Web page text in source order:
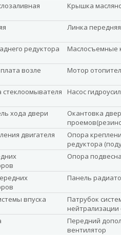
Крышка
Линка передняя
редуктора Маслосъемные
возле
Мотор
стеклоомывателя Насос
хода двери
Окантовка
уплотнители)
двигателя
Опора
редуктора
Опора
Панель
впуска
Патрубок
нейтрализации
Передний
вентилятор